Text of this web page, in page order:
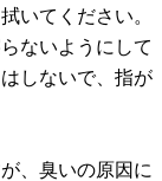
いてください。
ないようにして
しないで、指が
、臭いの原因に